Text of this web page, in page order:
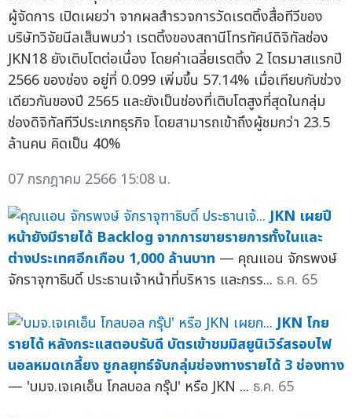
ผู้จัดการ เปิดเผยว่า จากผลสำรวจการวัดเรตติ้งสื่อทีวีของ
บริษัทวิจัยนีลเส็นพบว่า เรตติ้งของสถานีโทรทัศน์ดิจิทัลช่อง
JKN18 ยังเติบโตต่อเนื่อง โดยค่าเฉลี่ยเรตติ้ง 2 ไตรมาสแรกปี
2566 ของช่อง อยู่ที่ 0.099 เพิ่มขึ้น 57.14% เมื่อเทียบกับช่วง
เดียวกันของปี 2565 และยังเป็นช่องที่เติบโตสูงที่สุดในกลุ่ม
ช่องดิจิทัลทีวีประเภทธุรกิจ โดยสามารถเข้าถึงผู้ชมกว่า 23.5
ล้านคน คิดเป็น 40%
07 กรกฎาคม 2566 15:08 น.
JKN เผยปี
หน้ายังมีรายได้ Backlog จากการขายรายการทั้งในและ
ต่างประเทศอีกเกือบ 1,000 ล้านบาท — คุณแอน จักรพงษ์
จักราจุฑาธิบดิ์ ประธานเจ้าหน้าที่บริหาร และกรร... ธ.ค. 65
JKN โกย
รายได้ หลังกระแสตอบรับดี บัตรเข้าชมมิสยูนิเวิร์สรอบไฟ
นอลหมดเกลี้ยง ชูกลยุทธ์จับกลุ่มช่องทางรายได้ 3 ช่องทาง
— 'บมจ.เจเคเอ็น โกลบอล กรุ๊ป' หรือ JKN ... ธ.ค. 65